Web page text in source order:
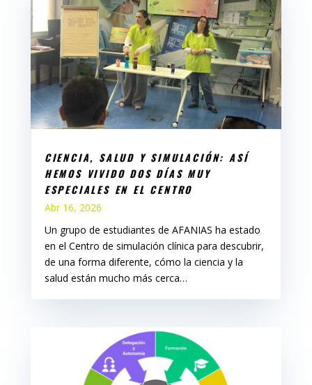
CIENCIA, SALUD Y SIMULACIÓN: ASÍ
HEMOS VIVIDO DOS DÍAS MUY
ESPECIALES EN EL CENTRO
Abr 16, 2026
Un grupo de estudiantes de AFANIAS ha estado
en el Centro de simulación clínica para descubrir,
de una forma diferente, cómo la ciencia y la
salud están mucho más cerca…